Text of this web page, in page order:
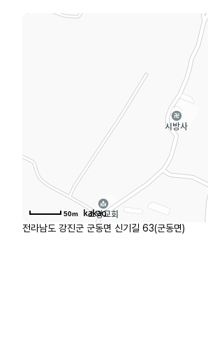
50m
전라남도 강진군 군동면 신기길 63(군동면)